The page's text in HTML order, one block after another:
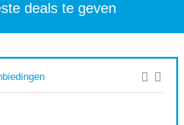
deals te geven